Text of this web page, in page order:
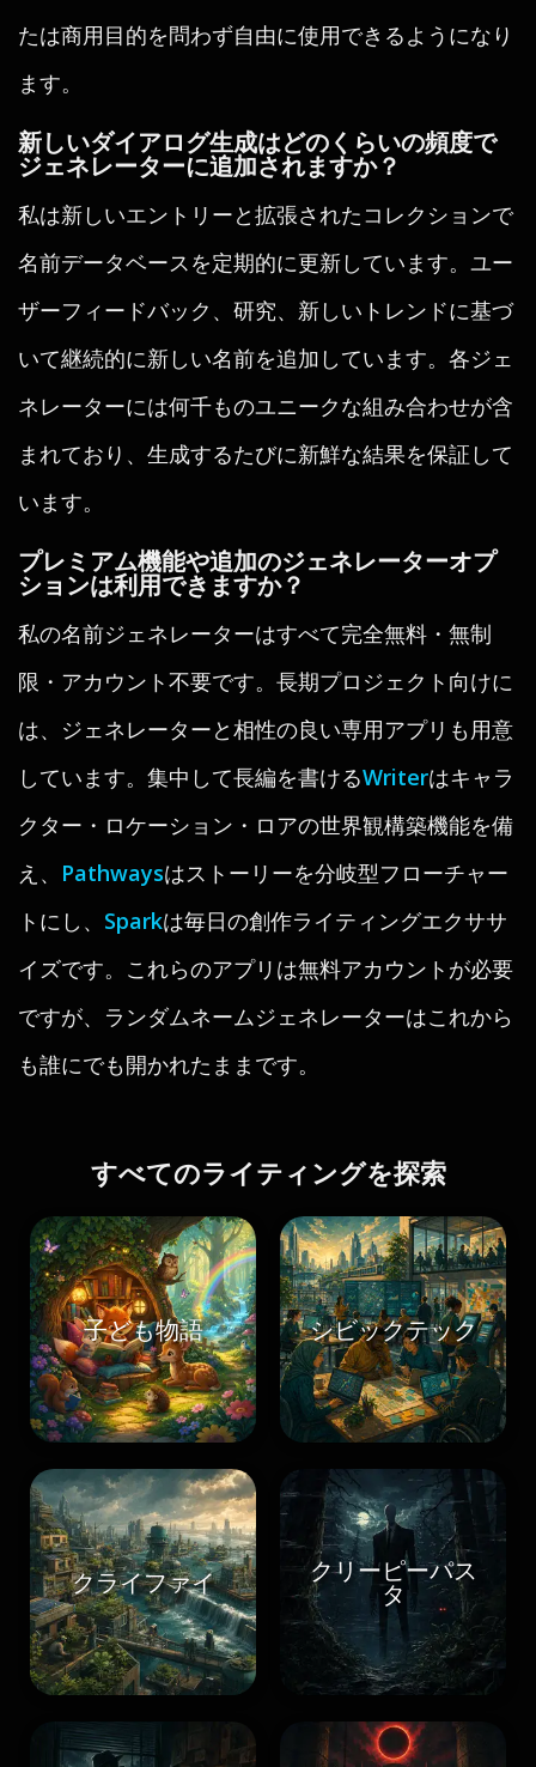
たは商用目的を問わず自由に使用できるようになり
ます。
新しいダイアログ生成はどのくらいの頻度で
ジェネレーターに追加されますか？
私は新しいエントリーと拡張されたコレクションで
名前データベースを定期的に更新しています。ユー
ザーフィードバック、研究、新しいトレンドに基づ
いて継続的に新しい名前を追加しています。各ジェ
ネレーターには何千ものユニークな組み合わせが含
まれており、生成するたびに新鮮な結果を保証して
います。
プレミアム機能や追加のジェネレーターオプ
ションは利用できますか？
私の名前ジェネレーターはすべて完全無料・無制
限・アカウント不要です。長期プロジェクト向けに
は、ジェネレーターと相性の良い専用アプリも用意
しています。集中して長編を書けるWriterはキャラ
クター・ロケーション・ロアの世界観構築機能を備
え、 Pathwaysはストーリーを分岐型フローチャー
トにし、 Sparkは毎日の創作ライティングエクササ
イズです。これらのアプリは無料アカウントが必要
ですが、ランダムネームジェネレーターはこれから
も誰にでも開かれたままです。
すべてのライティングを探索
子ども物語 シビックテック
クライファイ
クリーピーパス
タ